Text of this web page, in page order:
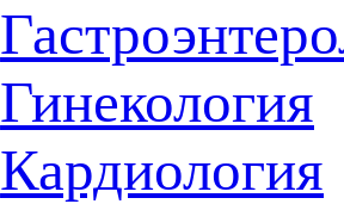
Гинекология
Кардиология